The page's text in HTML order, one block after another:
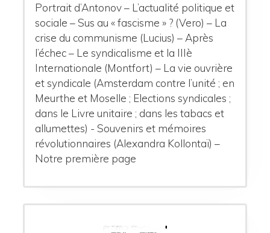
Portrait d’Antonov – L’actualité politique et
sociale – Sus au « fascisme » ? (Vero) – La
crise du communisme (Lucius) – Après
l’échec – Le syndicalisme et la IIIè
Internationale (Montfort) – La vie ouvrière
et syndicale (Amsterdam contre l’unité ; en
Meurthe et Moselle ; Elections syndicales ;
dans le Livre unitaire ; dans les tabacs et
allumettes) - Souvenirs et mémoires
révolutionnaires (Alexandra Kollontaï) –
Notre première page